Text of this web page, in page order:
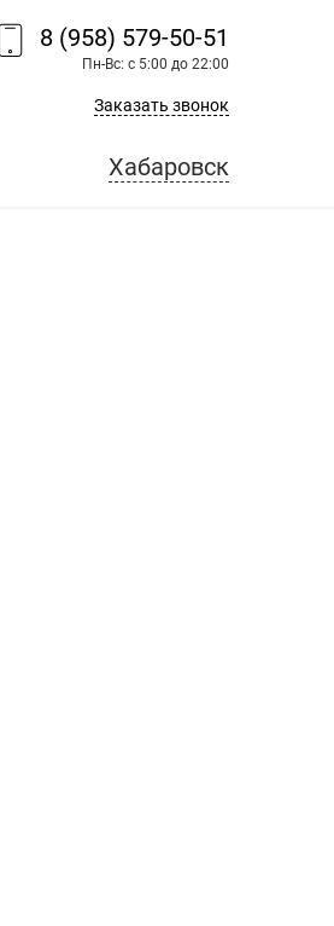
8 (958) 579-50-51
Пн-Вс: с 5:00 до 22:00
Заказать звонок
Хабаровск